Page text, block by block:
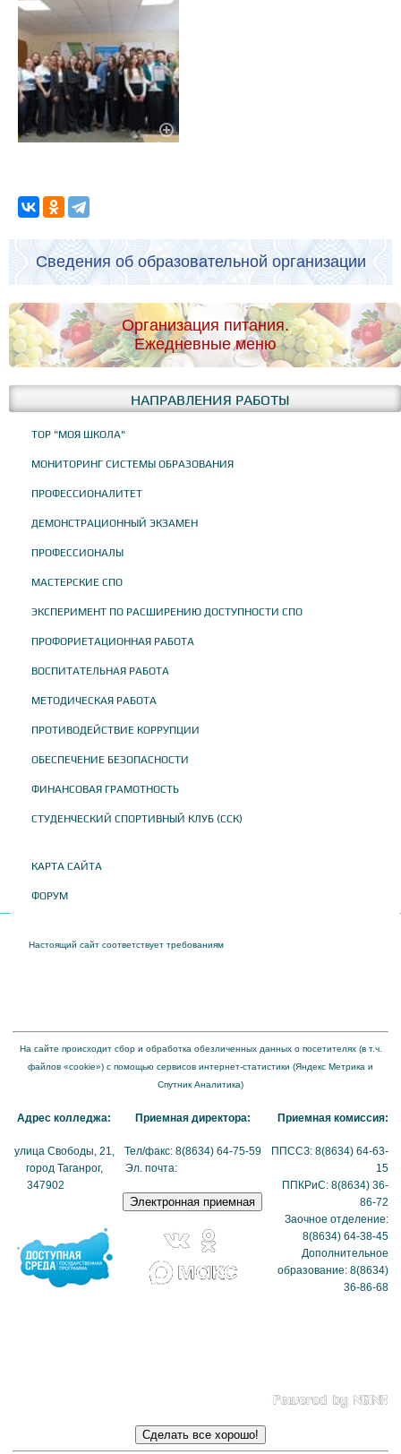
Сведения об образовательной организации
Организация питания.
Ежедневные меню
НАПРАВЛЕНИЯ РАБОТЫ
ТОР "МОЯ ШКОЛА"
МОНИТОРИНГ СИСТЕМЫ ОБРАЗОВАНИЯ
ПРОФЕССИОНАЛИТЕТ
ДЕМОНСТРАЦИОННЫЙ ЭКЗАМЕН
ПРОФЕССИОНАЛЫ
МАСТЕРСКИЕ СПО
ЭКСПЕРИМЕНТ ПО РАСШИРЕНИЮ ДОСТУПНОСТИ СПО
ПРОФОРИЕТАЦИОННАЯ РАБОТА
ВОСПИТАТЕЛЬНАЯ РАБОТА
МЕТОДИЧЕСКАЯ РАБОТА
ПРОТИВОДЕЙСТВИЕ КОРРУПЦИИ
ОБЕСПЕЧЕНИЕ БЕЗОПАСНОСТИ
ФИНАНСОВАЯ ГРАМОТНОСТЬ
СТУДЕНЧЕСКИЙ СПОРТИВНЫЙ КЛУБ (ССК)
КАРТА САЙТА
ФОРУМ
Настоящий сайт соответствует требованиям
На сайте происходит сбор и обработка обезличенных данных о посетителях (в т.ч.
файлов «cookie») с помощью сервисов интернет-статистики (Яндекс Метрика и
Спутник Аналитика)
Адрес колледжа:
улица Свободы, 21,
город Таганрог,
347902
Приемная директора:
Тел/факс: 8(8634) 64-75-59
Эл. почта:
Приемная комиссия:
ППССЗ: 8(8634) 64-63-
15
ППКРиС: 8(8634) 36-
86-72
Заочное отделение:
8(8634) 64-38-45
Дополнительное
образование: 8(8634)
36-86-68